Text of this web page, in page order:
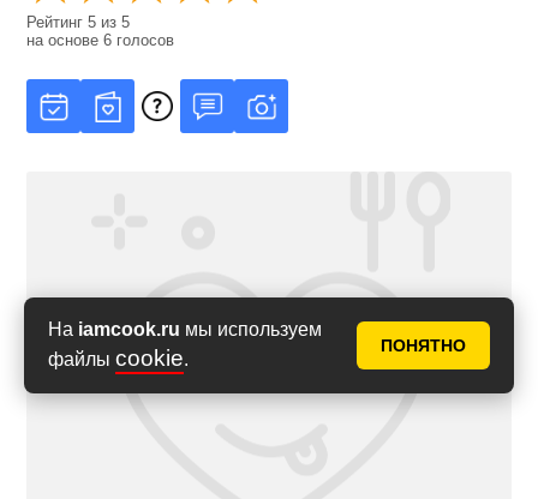
На iamcook.ru мы используем
файлы cookie.
ПОНЯТНО
Рейтинг5 из5
на основе6 голосов